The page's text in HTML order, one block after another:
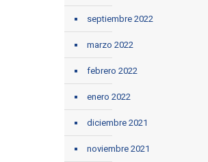
septiembre 2022
marzo 2022
febrero 2022
enero 2022
diciembre 2021
noviembre 2021